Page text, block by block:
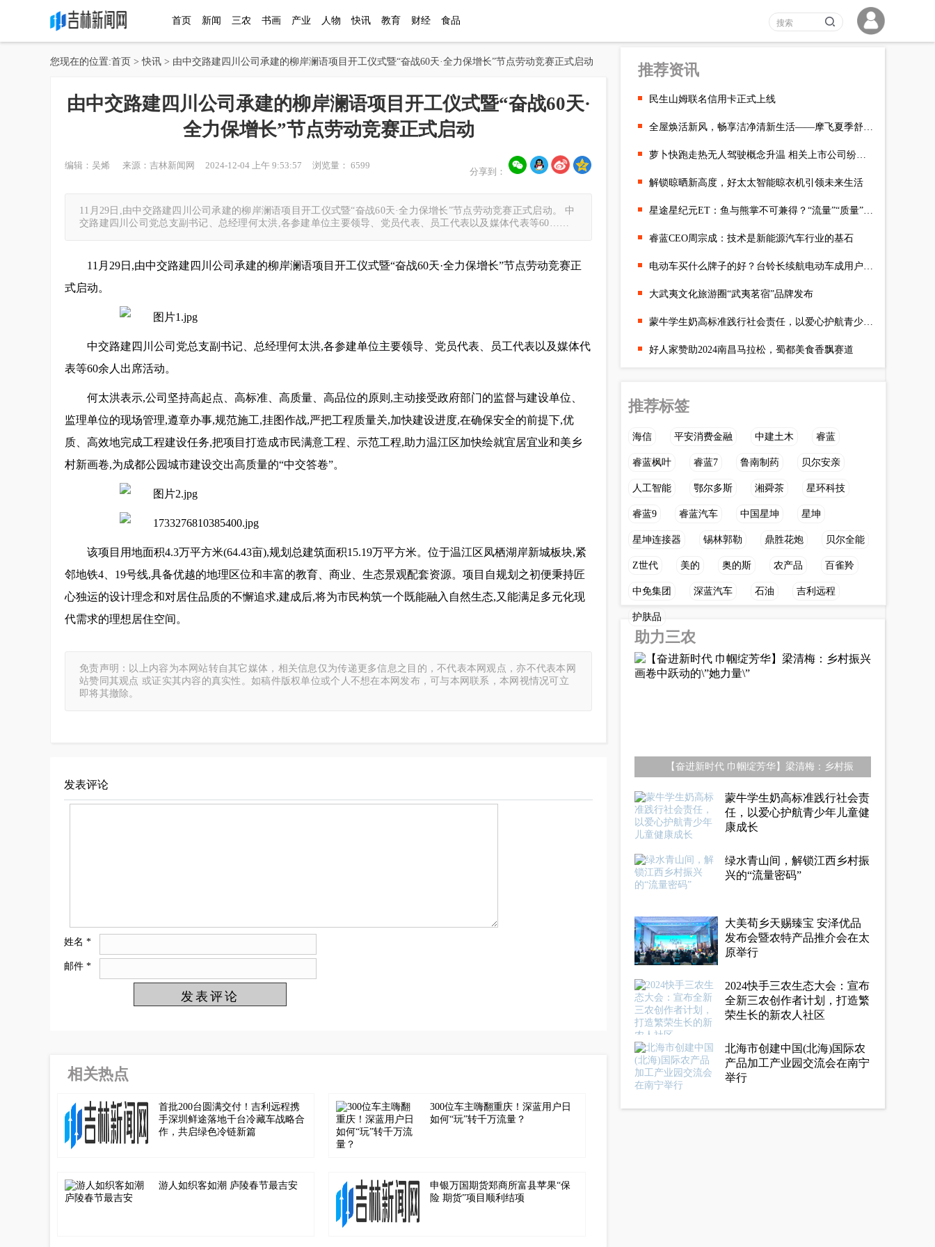
首页 新闻 三农 书画 产业 人物 快讯 教育 财经 食品
您现在的位置:首页 >快讯 > 由中交路建四川公司承建的柳岸澜语项目开工仪式暨“奋战60天·全力保增长”节点劳动竞赛正式启动
由中交路建四川公司承建的柳岸澜语项目开工仪式暨“奋战60天·
全力保增长”节点劳动竞赛正式启动
编辑：吴烯 来源：吉林新闻网 2024-12-04 上午 9:53:57 浏览量： 6599
分享到：
11月29日,由中交路建四川公司承建的柳岸澜语项目开工仪式暨“奋战60天·全力保增长”节点劳动竞赛正式启动。 中
交路建四川公司党总支副书记、总经理何太洪,各参建单位主要领导、党员代表、员工代表以及媒体代表等60……
11月29日,由中交路建四川公司承建的柳岸澜语项目开工仪式暨“奋战60天·全力保增长”节点劳动竞赛正
式启动。
中交路建四川公司党总支副书记、总经理何太洪,各参建单位主要领导、党员代表、员工代表以及媒体代
表等60余人出席活动。
何太洪表示,公司坚持高起点、高标准、高质量、高品位的原则,主动接受政府部门的监督与建设单位、
监理单位的现场管理,遵章办事,规范施工,挂图作战,严把工程质量关,加快建设进度,在确保安全的前提下,优
质、高效地完成工程建设任务,把项目打造成市民满意工程、示范工程,助力温江区加快绘就宜居宜业和美乡
村新画卷,为成都公园城市建设交出高质量的“中交答卷”。
该项目用地面积4.3万平方米(64.43亩),规划总建筑面积15.19万平方米。位于温江区凤栖湖岸新城板块,紧
邻地铁4、19号线,具备优越的地理区位和丰富的教育、商业、生态景观配套资源。项目自规划之初便秉持匠
心独运的设计理念和对居住品质的不懈追求,建成后,将为市民构筑一个既能融入自然生态,又能满足多元化现
代需求的理想居住空间。
免责声明：以上内容为本网站转自其它媒体，相关信息仅为传递更多信息之目的，不代表本网观点，亦不代表本网
站赞同其观点 或证实其内容的真实性。如稿件版权单位或个人不想在本网发布，可与本网联系，本网视情况可立
即将其撤除。
发表评论
姓名 *
邮件 *
相关热点
首批200台圆满交付！吉利远程携
手深圳鲜途落地千台冷藏车战略合
作，共启绿色冷链新篇
300位车主嗨翻重庆！深蓝用户日
如何“玩”转千万流量？
游人如织客如潮 庐陵春节最吉安
申银万国期货郑商所富县苹果“保
险 期货”项目顺利结项
推荐资讯
民生山姆联名信用卡正式上线
全屋焕活新风，畅享洁净清新生活——摩飞夏季舒适纳凉系列
萝卜快跑走热无人驾驶概念升温 相关上市公司纷纷回应
解锁晾晒新高度，好太太智能晾衣机引领未来生活
星途星纪元ET：鱼与熊掌不可兼得？“流量”“质量”必须两手抓
睿蓝CEO周宗成：技术是新能源汽车行业的基石
电动车买什么牌子的好？台铃长续航电动车成用户青睐之选
大武夷文化旅游圈“武夷茗宿”品牌发布
蒙牛学生奶高标准践行社会责任，以爱心护航青少年儿童健康成长
好人家赞助2024南昌马拉松，蜀都美食香飘赛道
推荐标签
海信 平安消费金融 中建土木 睿蓝
睿蓝枫叶 睿蓝7 鲁南制药 贝尔安亲
人工智能 鄂尔多斯 湘舜茶 星环科技
睿蓝9 睿蓝汽车 中国星坤 星坤
星坤连接器 锡林郭勒 鼎胜花炮 贝尔全能
Z世代 美的 奥的斯 农产品 百雀羚
中免集团 深蓝汽车 石油 吉利远程
护肤品
助力三农
【奋进新时代 巾帼绽芳华】梁清梅：乡村振
蒙牛学生奶高标准践行社会责
任，以爱心护航青少年儿童健
康成长
绿水青山间，解锁江西乡村振
兴的“流量密码”
大美荀乡天赐臻宝 安泽优品
发布会暨农特产品推介会在太
原举行
2024快手三农生态大会：宣布
全新三农创作者计划，打造繁
荣生长的新农人社区
北海市创建中国(北海)国际农
产品加工产业园交流会在南宁
举行